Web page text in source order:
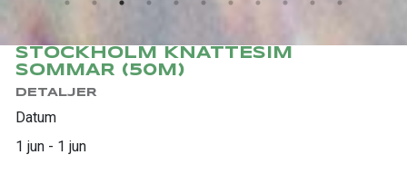
STOCKHOLM KNATTESIM
SOMMAR (50M)
DETALJER
Datum
1 jun - 1 jun